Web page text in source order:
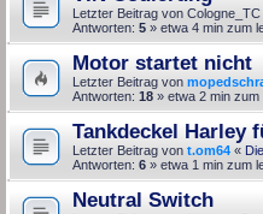
Letzter Beitrag von Cologne_TC
Antworten: 5 » etwa 4 min zum
Motor startet nicht
Letzter Beitrag von
Antworten: 18 » etwa 2 min zum
Tankdeckel Harley
Letzter Beitrag von t.om64 «
Antworten: 6 » etwa 1 min zum
Neutral Switch